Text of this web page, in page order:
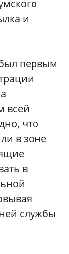
и
первым
всей
что
в зоне
в
службы